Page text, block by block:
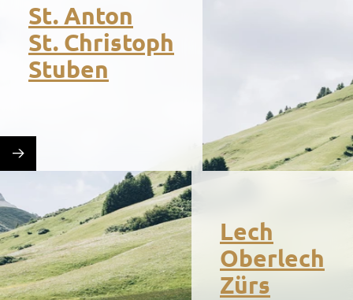
St. Anton
St. Christoph
Stuben
Lech
Oberlech
Zürs